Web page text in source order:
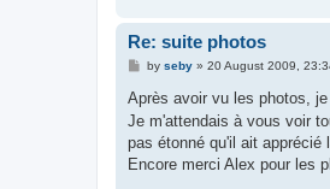
Re: suite photos
P
s
t
by seby» 20 August 2009,
Après avoir vu les photos,
Je m'attendais à vous voir
pas étonné qu'il ait apprécié
Encore merci Alex pour les